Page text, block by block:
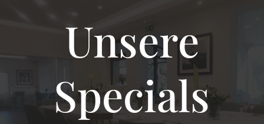
Unsere
Specials